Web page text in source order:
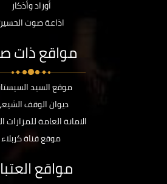
أوراد وأذكار
اذاعة صوت
مواقع ذات
موقع السيد
ديوان الوقف
الامانة العامة للمزارات
موقع قناة كربلاء
مواقع